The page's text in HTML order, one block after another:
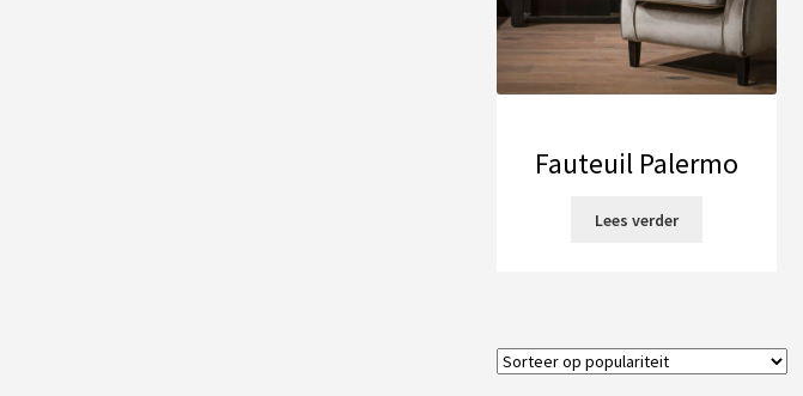
Fauteuil Palermo
Lees verder